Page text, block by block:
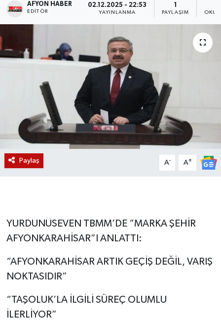
AFYON HABER
EDITÖR
02.12.2025 - 22:53
YAYINLANMA PAYLAŞIM
Paylaş A- A+
YURDUNUSEVEN TBMM’DE “MARKA ŞEHİR
AFYONKARAHİSAR”I ANLATTI:
“AFYONKARAHİSAR ARTIK GEÇİŞ DEĞİL, VARIŞ
NOKTASIDIR”
“TAŞOLUK’LA İLGİLİ SÜREÇ OLUMLU
İLERLİYOR”
Etkinlikler